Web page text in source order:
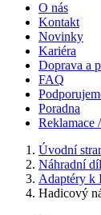
O nás
Kontakt
Novinky
Kariéra
Doprava a
FAQ
Poradna
Reklamace
Úvodní
Náhradní
Adaptéry k
Hadicový